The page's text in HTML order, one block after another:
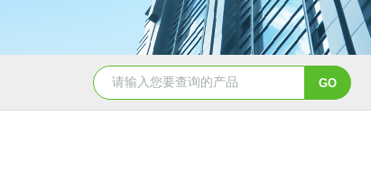
QD11-41B磁铁精矿冶金标准样